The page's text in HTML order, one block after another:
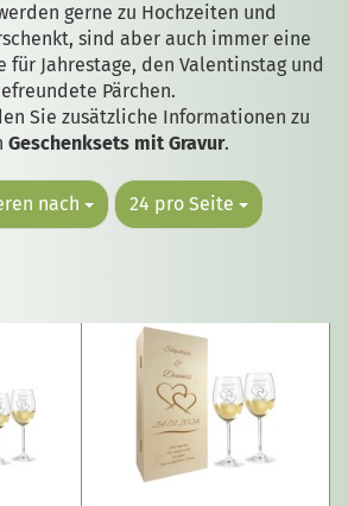
gerne zu Hochzeiten und
sind aber auch immer eine
für Jahrestage, den Valentinstag und
Pärchen.
Sie zusätzliche Informationen zu
Geschenksets mit Gravur.
nach 24 pro Seite